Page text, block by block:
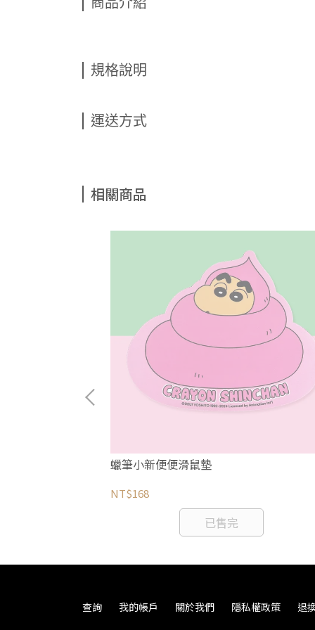
規格說明
運送方式
相關商品
蠟筆小新便便滑鼠墊
NT$168
已售完
查詢 我的帳戶 關於我們 隱私權政策 退